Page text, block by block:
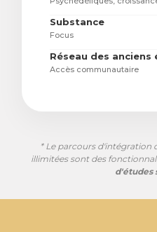
Substance
Focus
Réseau des anciens
Accès communautaire
* Le parcours d'intégration
illimitées sont des
d'études